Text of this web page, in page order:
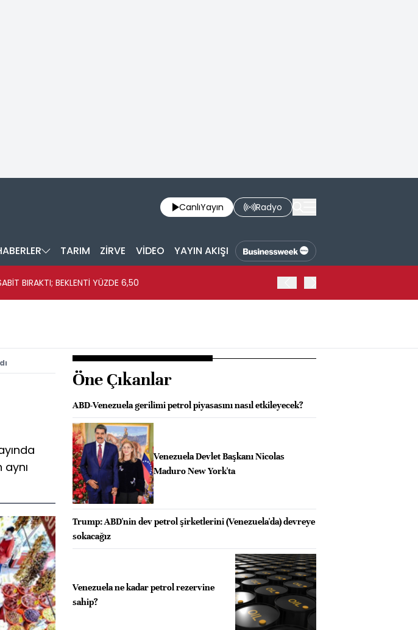
CanlıYayın Radyo
TARIM ZİRVE VİDEO YAYIN AKIŞI
BIRAKTI; BEKLENTİ YÜZDE 6,50
aynı
Öne Çıkanlar
ABD-Venezuela gerilimi petrol piyasasını nasıl etkileyecek?
Venezuela Devlet Başkanı Nicolas
Maduro New York'ta
Trump: ABD'nin dev petrol şirketlerini (Venezuela'da) devreye
sokacağız
Venezuela ne kadar petrol rezervine
sahip?